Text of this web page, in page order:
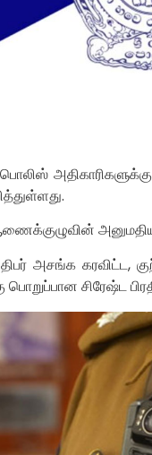
அசங்க கரவிட்ட,
பொறுப்பான சிரேஷ்ட